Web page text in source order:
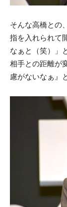
そんな高橋との
指を入れられて
なぁと（笑）」
相手との距離が
慮がないなぁ』